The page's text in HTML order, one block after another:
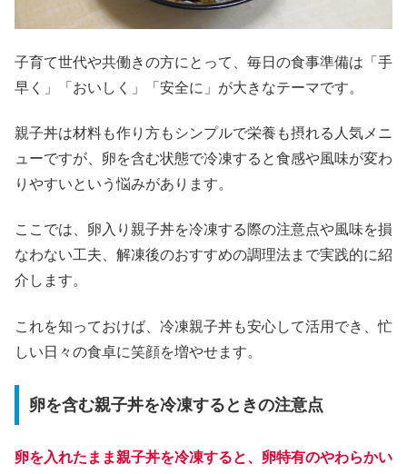
子育て世代や共働きの方にとって、毎日の食事準備は「手
早く」「おいしく」「安全に」が大きなテーマです。
親子丼は材料も作り方もシンプルで栄養も摂れる人気メニ
ューですが、卵を含む状態で冷凍すると食感や風味が変わ
りやすいという悩みがあります。
ここでは、卵入り親子丼を冷凍する際の注意点や風味を損
なわない工夫、解凍後のおすすめの調理法まで実践的に紹
介します。
これを知っておけば、冷凍親子丼も安心して活用でき、忙
しい日々の食卓に笑顔を増やせます。
卵を含む親子丼を冷凍するときの注意点
卵を入れたまま親子丼を冷凍すると、卵特有のやわらかい